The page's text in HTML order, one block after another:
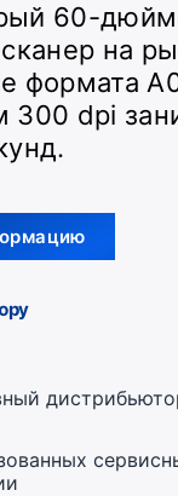
60-
на
формата
300 dpi